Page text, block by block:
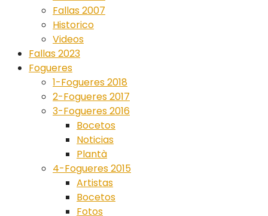
Fallas 2007
Historico
Videos
Fallas 2023
Fogueres
1-Fogueres 2018
2-Fogueres 2017
3-Fogueres 2016
Bocetos
Noticias
Plantà
4-Fogueres 2015
Artistas
Bocetos
Fotos